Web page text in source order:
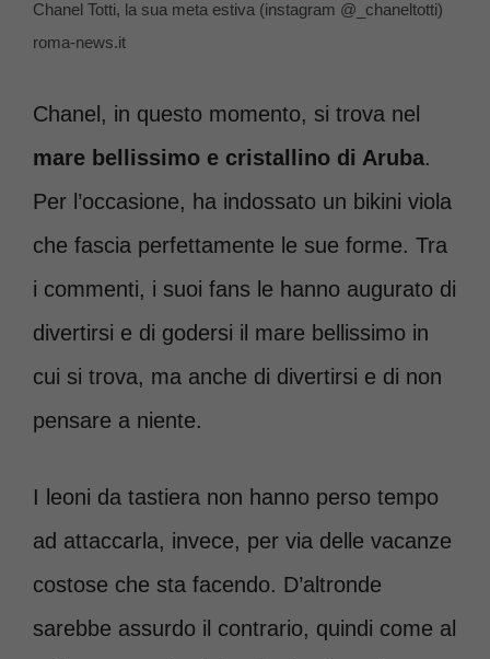
Chanel Totti, la sua meta estiva (instagram @_chaneltotti)
roma-news.it
Chanel, in questo momento, si trova nel
mare bellissimo e cristallino di Aruba.
Per l’occasione, ha indossato un bikini viola
che fascia perfettamente le sue forme. Tra
i commenti, i suoi fans le hanno augurato di
divertirsi e di godersi il mare bellissimo in
cui si trova, ma anche di divertirsi e di non
pensare a niente.
I leoni da tastiera non hanno perso tempo
ad attaccarla, invece, per via delle vacanze
costose che sta facendo. D’altronde
sarebbe assurdo il contrario, quindi come al